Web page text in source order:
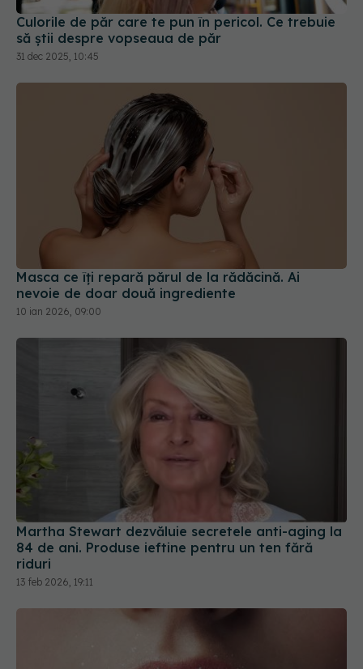
Culorile de păr care te pun în pericol. Ce trebuie
să știi despre vopseaua de păr
31 dec 2025, 10:45
Masca ce îți repară părul de la rădăcină. Ai
nevoie de doar două ingrediente
10 ian 2026, 09:00
Martha Stewart dezvăluie secretele anti-aging la
84 de ani. Produse ieftine pentru un ten fără
riduri
13 feb 2026, 19:11